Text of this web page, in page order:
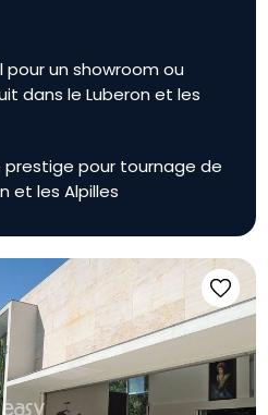
pour un showroom ou
dans le Luberon et les
prestige pour tournage de
et les Alpilles